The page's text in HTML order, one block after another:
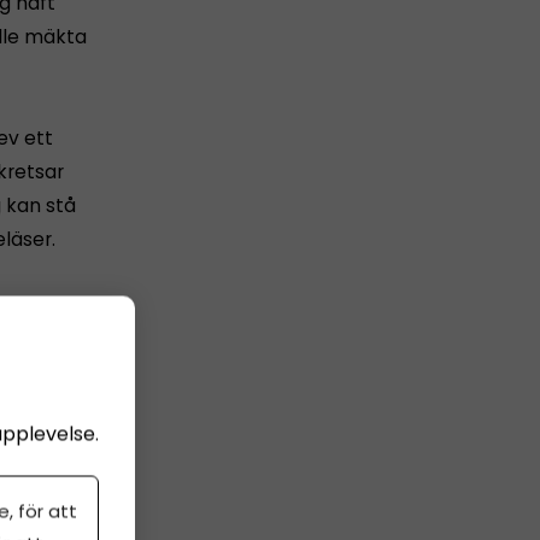
mäkta
ett
kan stå
för att